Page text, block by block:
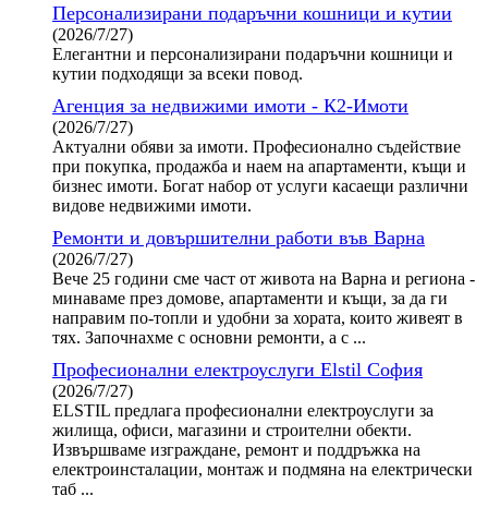
Персонализирани подаръчни кошници и кутии
(2026/7/27)
Елегантни и персонализирани подаръчни кошници и
кутии подходящи за всеки повод.
Агенция за недвижими имоти - К2-Имоти
(2026/7/27)
Актуални обяви за имоти. Професионално съдействие
при покупка, продажба и наем на апартаменти, къщи и
бизнес имоти. Богат набор от услуги касаещи различни
видове недвижими имоти.
Ремонти и довършителни работи във Варна
(2026/7/27)
Вече 25 години сме част от живота на Варна и региона -
минаваме през домове, апартаменти и къщи, за да ги
направим по-топли и удобни за хората, които живеят в
тях. Започнахме с основни ремонти, а с ...
Професионални електроуслуги Elstil София
(2026/7/27)
ELSTIL предлага професионални електроуслуги за
жилища, офиси, магазини и строителни обекти.
Извършваме изграждане, ремонт и поддръжка на
електроинсталации, монтаж и подмяна на електрически
таб ...